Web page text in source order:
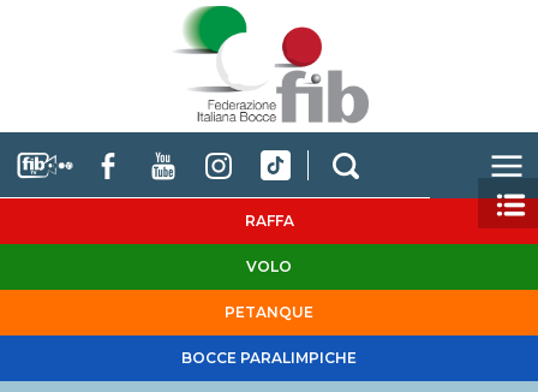
RAFFA
VOLO
PETANQUE
BOCCE PARALIMPICHE